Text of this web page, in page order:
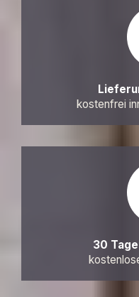
kostenfrei
30